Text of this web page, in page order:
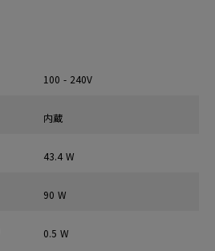
100 - 240V
内蔵
43.4 W
90 W
0.5 W